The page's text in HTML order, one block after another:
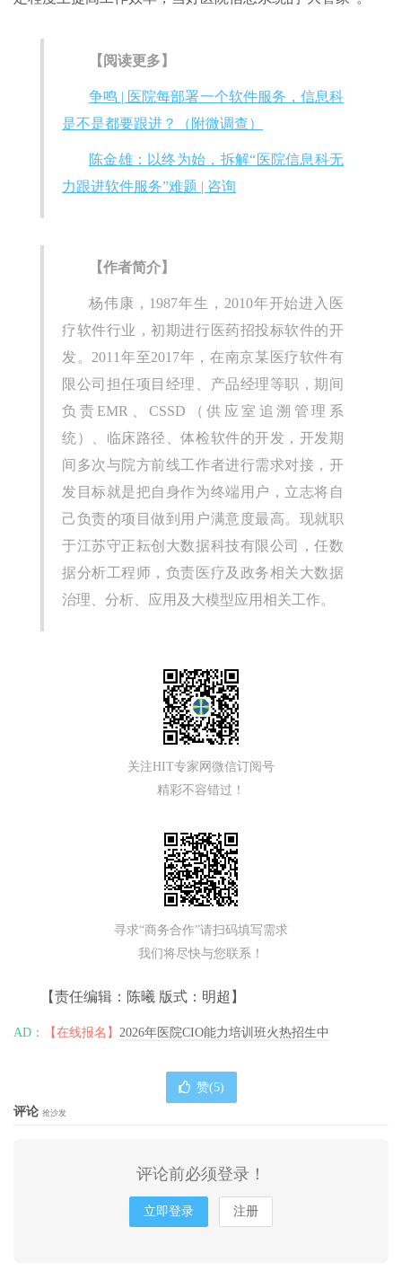
【阅读更多】
争鸣 | 医院每部署一个软件服务，信息科
是不是都要跟进？（附微调查）
陈金雄：以终为始，拆解“医院信息科无
力跟进软件服务”难题 | 咨询
【作者简介】
杨伟康，1987年生，2010年开始进入医
疗软件行业，初期进行医药招投标软件的开
发。2011年至2017年，在南京某医疗软件有
限公司担任项目经理、产品经理等职，期间
负责EMR、CSSD（供应室追溯管理系
统）、临床路径、体检软件的开发，开发期
间多次与院方前线工作者进行需求对接，开
发目标就是把自身作为终端用户，立志将自
己负责的项目做到用户满意度最高。现就职
于江苏守正耘创大数据科技有限公司，任数
据分析工程师，负责医疗及政务相关大数据
治理、分析、应用及大模型应用相关工作。
关注HIT专家网微信订阅号
精彩不容错过！
寻求“商务合作”请扫码填写需求
我们将尽快与您联系！
【责任编辑：陈曦 版式：明超】
AD： 【在线报名】 2026年医院CIO能力培训班火热招生中
赞(5)
评论 抢沙发
评论前必须登录！
立即登录 注册